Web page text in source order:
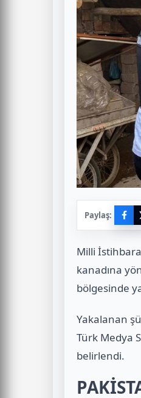
Paylaş:
Milli
kanadına
bölgesinde
Yakalanan
Türk Medya
belirlendi.